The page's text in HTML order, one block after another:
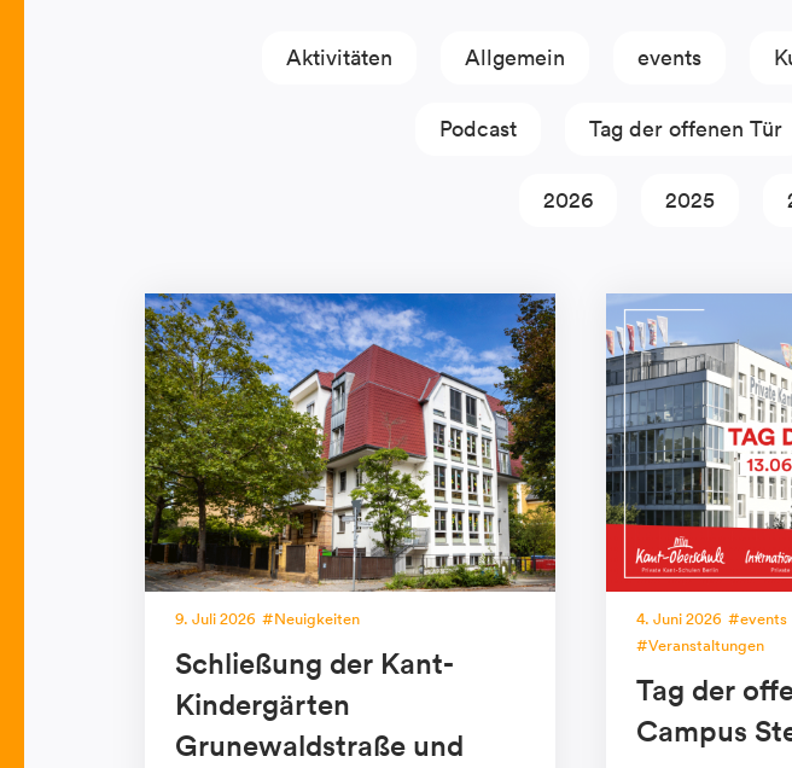
Aktivitäten Allgemein events
Podcast Tag der offenen Tür
2026 2025
9. Juli 2026 Neuigkeiten
Schließung der Kant-
Kindergärten
Grunewaldstraße und
4. Juni 2026 events
Veranstaltungen
Tag der
Campus